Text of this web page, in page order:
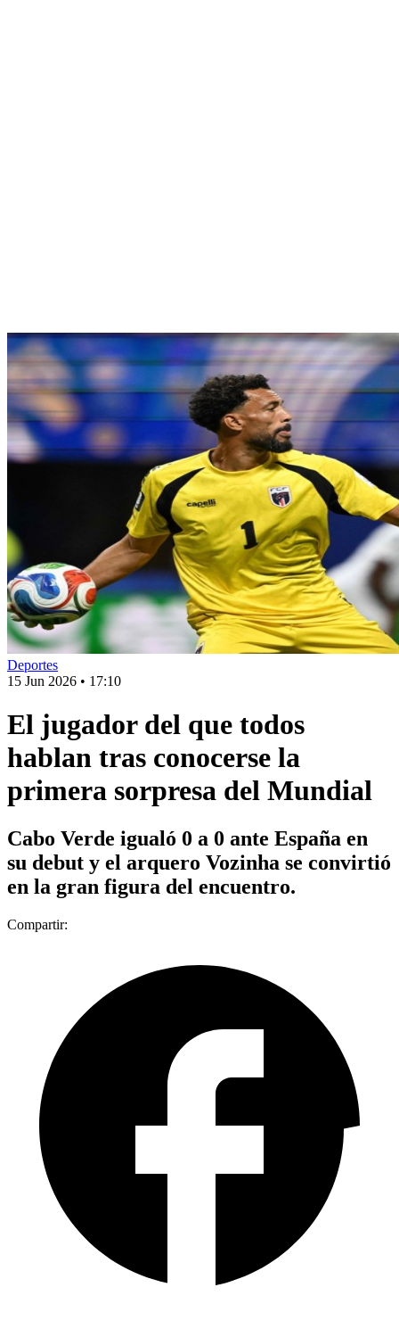
Deportes
15 Jun 2026 • 17:10
El jugador del que todos
hablan tras conocerse la
primera sorpresa del Mundial
Cabo Verde igualó 0 a 0 ante España en
su debut y el arquero Vozinha se convirtió
en la gran figura del encuentro.
Compartir: